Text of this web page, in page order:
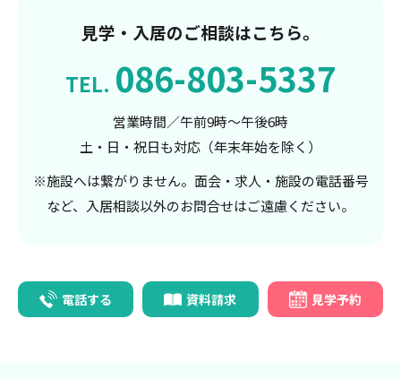
見学・入居のご相談はこちら。
TEL. 086-803-5337
営業時間／午前9時～午後6時
土・日・祝日も対応（年末年始を除く）
※施設へは繋がりません。面会・求人・施設の電話番号
など、入居相談以外のお問合せはご遠慮ください。
電話する 資料請求 見学予約